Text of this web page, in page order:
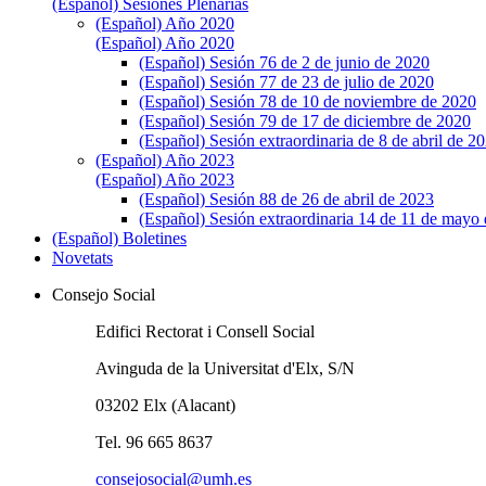
(Español) Año 2020
(Español) Año 2020
(Español) Sesión 76 de 2 de junio de 2020
(Español) Sesión 77 de 23 de julio de 2020
(Español) Sesión 78 de 10 de noviembre de 2020
(Español) Sesión 79 de 17 de diciembre de 2020
(Español) Sesión extraordinaria de 8 de abril de
(Español) Año 2023
(Español) Año 2023
(Español) Sesión 88 de 26 de abril de 2023
(Español) Sesión extraordinaria 14 de 11 de mayo
(Español) Boletines
Novetats
Consejo Social
Edifici Rectorat i Consell Social
Avinguda de la Universitat d'Elx, S/N
03202 Elx (Alacant)
Tel. 96 665 8637
consejosocial@umh.es